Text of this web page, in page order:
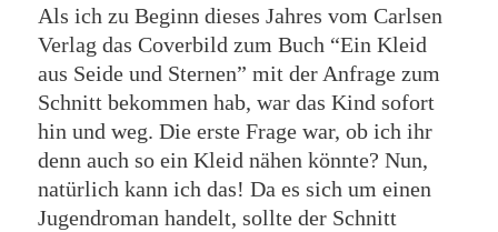
Als ich zu Beginn dieses Jahres vom Carlsen
Verlag das Coverbild zum Buch “Ein Kleid
aus Seide und Sternen” mit der Anfrage zum
Schnitt bekommen hab, war das Kind sofort
hin und weg. Die erste Frage war, ob ich ihr
denn auch so ein Kleid nähen könnte? Nun,
natürlich kann ich das! Da es sich um einen
Jugendroman handelt, sollte der Schnitt